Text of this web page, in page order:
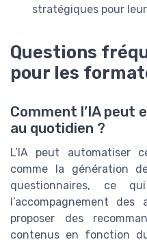
stratégiques pour
Questions
pour les
Comment l’IA peut
au quotidien ?
L’IA peut automatiser
comme la génération
questionnaires, ce
l’accompagnement
proposer des
contenus en fonction